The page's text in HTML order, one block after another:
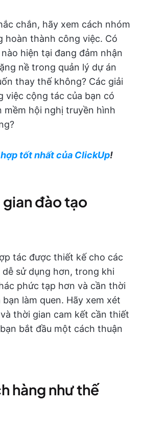
chắn, hãy xem cách nhóm
hoàn thành công việc. Có
hiện tại đang đảm nhận
nề trong quản lý dự án
thay thế không? Các giải
việc cộng tác của bạn có
mềm hội nghị truyền hình
tốt nhất của ClickUp!
đào tạo
tác được thiết kế cho các
sử dụng hơn, trong khi
phức tạp hơn và cần thời
làm quen. Hãy xem xét
thời gian cam kết cần thiết
bắt đầu một cách thuận
hàng như thế